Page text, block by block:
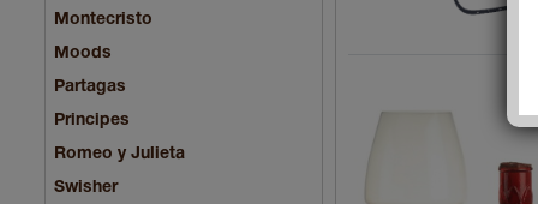
Montecristo
Moods
Partagas
Principes
Romeo y Julieta
Swisher